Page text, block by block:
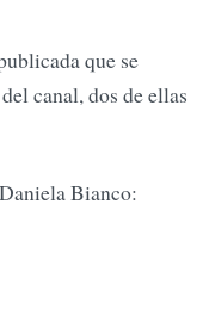
que se
canal, dos de ellas
Bianco: